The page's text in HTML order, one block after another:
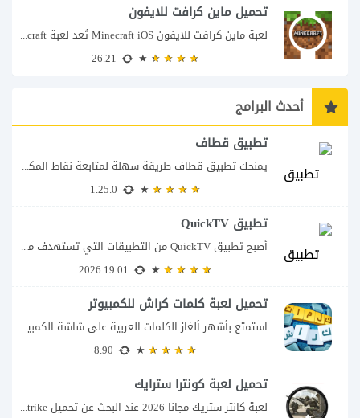
تحميل ماين كرافت للايفون
لعبة ماين كرافت للايفون Minecraft iOS تُعد لعبة Minecraft واحدة من أكثر الألعاب شعبية...
أحدث البرامج
تطبيق قطاف
يمنحك تطبيق قطاف طريقة سهلة لمتابعة نقاط المكافآت والاستفادة منها في التسوق ودفع قيمة...
تطبيق QuickTV
أصبح تطبيق QuickTV من التطبيقات التي تستهدف محبي المسلسلات السريعة، إذ يقدم قصصًا درامية...
تحميل لعبة كلمات كراش للكمبيوتر
استمتع بأشهر ألغاز الكلمات العربية على شاشة الكمبيوتر يتيح لك تحميل لعبة كلمات كراش...
تحميل لعبة كونترا سترايك
لعبة كانتر ستريك مجانا 2026 عند البحث عن تحميل Counter-Strike للكمبيوتر ستجد اسمين يتكرران...